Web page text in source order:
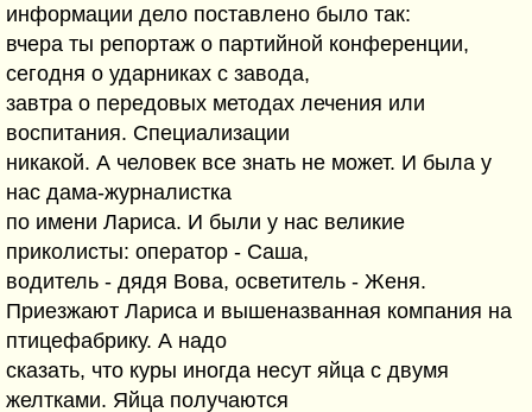
информации дело поставлено было так:
вчера ты репортаж о партийной конференции,
сегодня о ударниках с завода,
завтра о передовых методах лечения или
воспитания. Специализации
никакой. А человек все знать не может. И была у
нас дама-журналистка
по имени Лариса. И были у нас великие
приколисты: оператор - Саша,
водитель - дядя Вова, осветитель - Женя.
Приезжают Лариса и вышеназванная компания на
птицефабрику. А надо
сказать, что куры иногда несут яйца с двумя
желтками. Яйца получаются